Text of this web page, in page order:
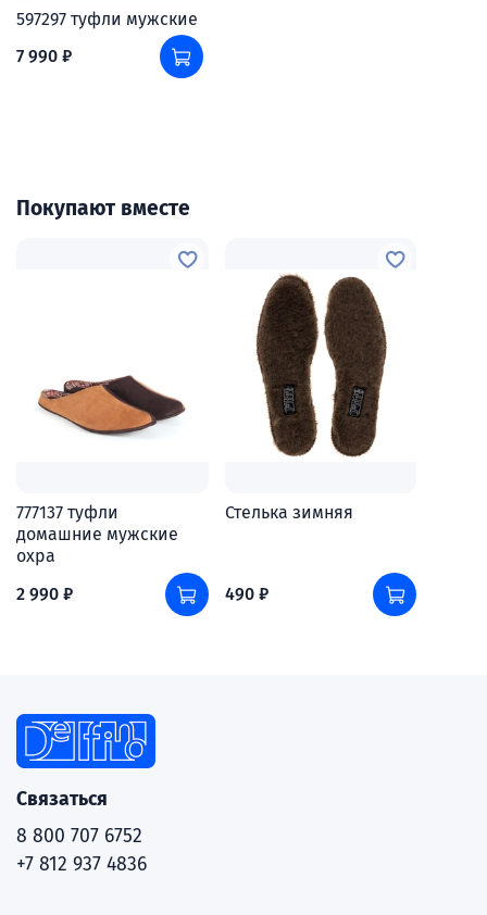
597297 туфли мужские
7 990 ₽
Покупают вместе
777137 туфли
домашние мужские
охра
2 990 ₽
Стелька зимняя
490 ₽
Связаться
8 800 707 6752
+7 812 937 4836